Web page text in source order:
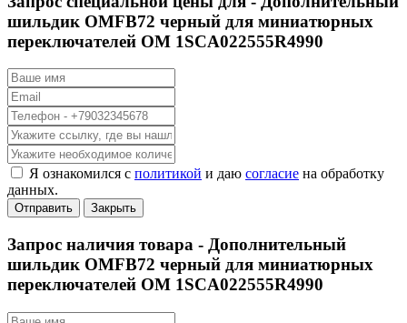
шильдик OMFB72 черный для миниатюрных
переключателей OM 1SCA022555R4990
Я ознакомился с политикой и даю согласие на обработку
данных.
Отправить Закрыть
Запрос наличия товара - Дополнительный
шильдик OMFB72 черный для миниатюрных
переключателей OM 1SCA022555R4990